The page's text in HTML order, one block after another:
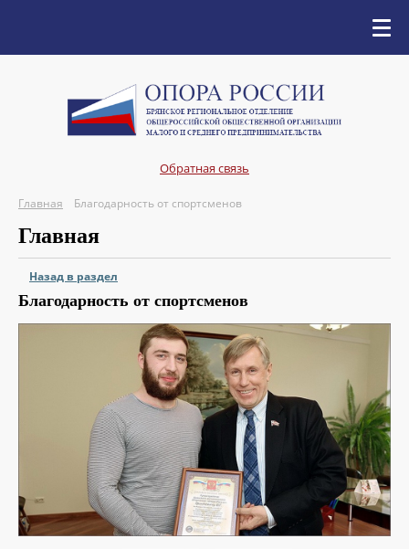
Обратная связь
Главная Благодарность от спортсменов
Главная
Назад в раздел
Благодарность от спортсменов